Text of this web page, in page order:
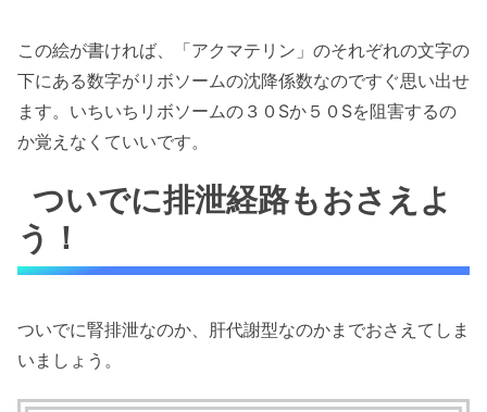
この絵が書ければ、「アクマテリン」のそれぞれの文字の
下にある数字がリボソームの沈降係数なのですぐ思い出せ
ます。いちいちリボソームの３０Sか５０Sを阻害するの
か覚えなくていいです。
ついでに排泄経路もおさえよ
う！
ついでに腎排泄なのか、肝代謝型なのかまでおさえてしま
いましょう。